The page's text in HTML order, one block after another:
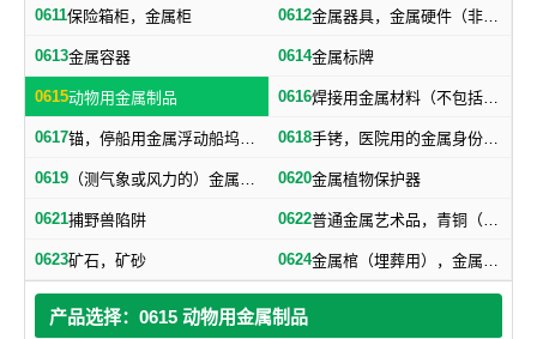
0611保险箱柜，金属柜 0612 金属器具，金属硬件（非机器零件）
0613金属容器 0614金属标牌
0615动物用金属制品 0616 焊接用金属材料（不包括塑料焊丝）
0617 锚，停船用金属浮动船坞，金属下锚桩 0618 手铐，医院用的金属身份证明手镯
0619 （测气象或风力的）金属浆叶，金属风标 0620金属植物保护器
0621捕野兽陷阱 0622 普通金属艺术品，青铜（艺术品）
0623矿石，矿砂 0624 金属棺（埋葬用），金属棺材扣件，棺材用金属器材
产品选择：0615 动物用金属制品